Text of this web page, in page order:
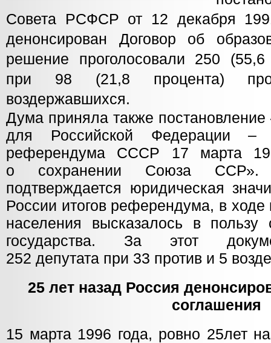
Совета РСФСР от 12 декабря
денонсирован Договор об
решение проголосовали 250 (55,6
при 98 (21,8 процента)
воздержавшихся.
Дума приняла также
для Российской Федерации –
референдума СССР 17 марта
о сохранении Союза ССР».
подтверждается юридическая
России итогов референдума, в ходе
населения высказалось в пользу
государства. За этот
252 депутата при 33 против и 5
25 лет назад Россия
соглашения
15 марта 1996 года, ровно 25лет